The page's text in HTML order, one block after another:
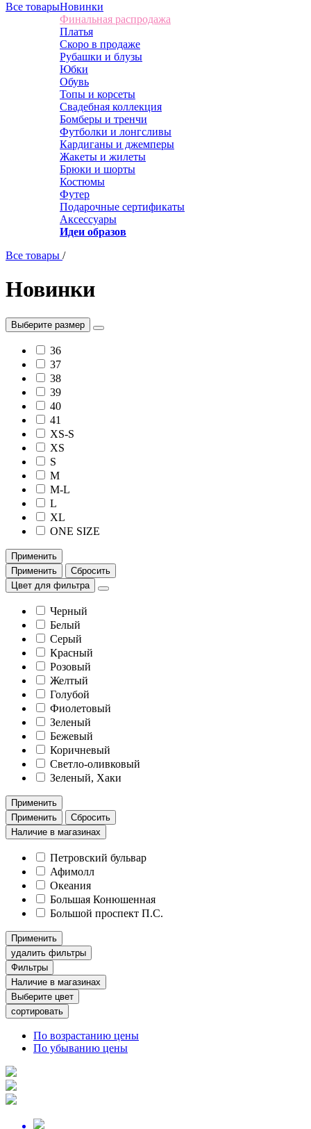
Все товарыНовинки
Финальная распродажа
Платья
Скоро в продаже
Рубашки и блузы
Юбки
Обувь
Топы и корсеты
Свадебная коллекция
Бомберы и тренчи
Футболки и лонгсливы
Кардиганы и джемперы
Жакеты и жилеты
Брюки и шорты
Костюмы
Футер
Подарочные сертификаты
Аксессуары
Идеи образов
Все товары /
Новинки
Выберите размер
36
37
38
39
40
41
XS-S
XS
S
M
M-L
L
XL
ONE SIZE
Применить
Применить
Сбросить
Цвет для фильтра
Черный
Белый
Серый
Красный
Розовый
Желтый
Голубой
Фиолетовый
Зеленый
Бежевый
Коричневый
Светло-оливковый
Зеленый, Хаки
Применить
Применить
Сбросить
Наличие в магазинах
Петровский бульвар
Афимолл
Океания
Большая Конюшенная
Большой проспект П.С.
Применить
удалить фильтры
Фильтры
Наличие в магазинах
Выберите цвет
сортировать
По возрастанию цены
По убыванию цены